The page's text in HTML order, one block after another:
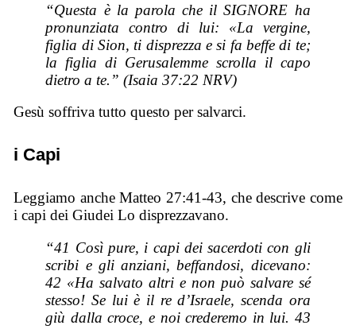
“Questa è la parola che il SIGNORE ha
pronunziata contro di lui: «La vergine,
figlia di Sion, ti disprezza e si fa beffe di te;
la figlia di Gerusalemme scrolla il capo
dietro a te.” (Isaia 37:22 NRV)
Gesù soffriva tutto questo per salvarci.
i Capi
Leggiamo anche Matteo 27:41-43, che descrive come
i capi dei Giudei Lo disprezzavano.
“41 Così pure, i capi dei sacerdoti con gli
scribi e gli anziani, beffandosi, dicevano:
42 «Ha salvato altri e non può salvare sé
stesso! Se lui è il re d’Israele, scenda ora
giù dalla croce, e noi crederemo in lui. 43